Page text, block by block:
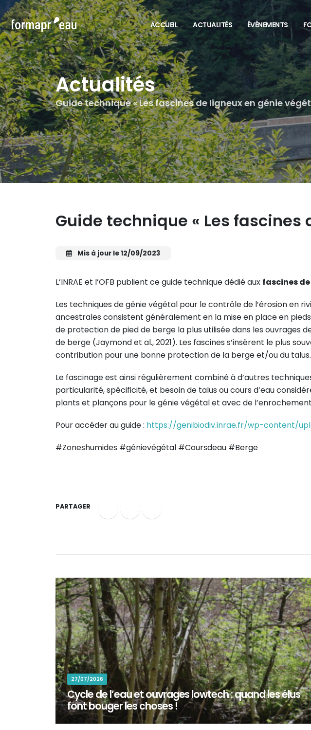
ACCUEIL ACTUALITÉS ÉVÈNEMENTS
Actualités
Guide technique « Les fascines de ligneux en génie
Guide technique « Les
Mis à jour le 12/09/2023
L’INRAE et l’OFB publient ce guide technique dédié aux fascines
Les techniques de génie végétal pour le contrôle de l’érosion en
ancestrales consistent généralement en la mise en place en
de protection de pied de berge la plus utilisée dans les ouvrages
de berge (Jaymond et al., 2021). Les fascines s’insèrent le plus
contribution pour une bonne protection de la berge et/ou du talus.
Le fascinage est ainsi régulièrement combiné à d’autres
particularité, spécificité, et besoin de talus ou cours d’eau
plants et plançons pour le génie végétal et avec de
Pour accéder au guide : https://genibiodiv.inrae.fr/wp-content/
#Zoneshumides #génievégétal #Coursdeau #Berge
PARTAGER
27/07/2026
Cycle de l’eau et ouvrages lowtech : quand les élus
font bouger les choses !
En octobre 2025, une centaine de bénévoles ont répondu à l’appel de la